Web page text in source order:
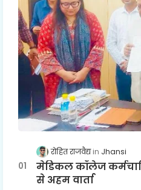
रोहित राजवैद्य Jhansi
मेडिकल कॉलेज
से अहम वार्ता